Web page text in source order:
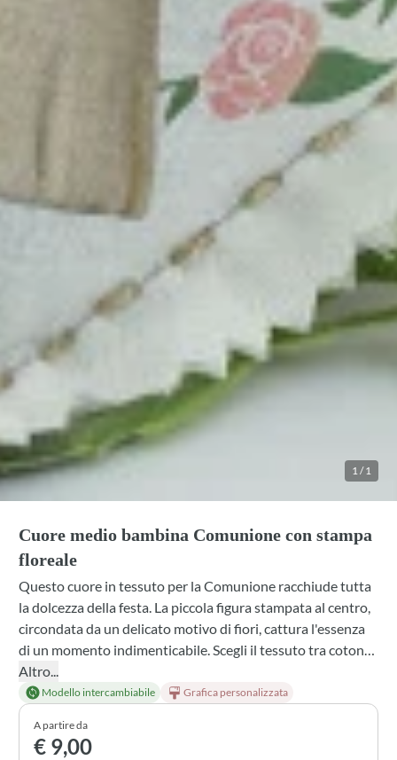
1/1
Cuore medio bambina Comunione con stampa
floreale
Questo cuore in tessuto per la Comunione racchiude tutta
la dolcezza della festa. La piccola figura stampata al centro,
circondata da un delicato motivo di fiori, cattura l'essenza
di un momento indimenticabile. Scegli il tessuto tra cotone
bianco, cotone avorio o puro lino panna, personalizza il
fiocco tra i tanti colori disponibili e aggiungi profumazioni e
confetti secondo i tuoi gusti. Un ricordo che ogni bambina
custodirà con gioia.
Altro...
Modello intercambiabile Grafica personalizzata
A partire da
€ 9,00